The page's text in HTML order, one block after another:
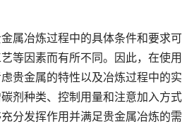
冶炼过程中的具体条件和要求可
等因素而有所不同。因此，在使用
贵金属的特性以及冶炼过程中的实
剂种类、控制用量和注意加入方式
分发挥作用并满足贵金属冶炼的需